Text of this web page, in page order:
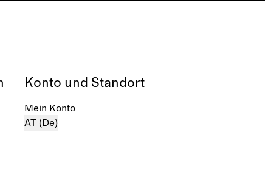
Konto und Standort
Mein Konto
AT (De)